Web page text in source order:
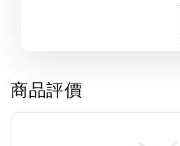
商品評價